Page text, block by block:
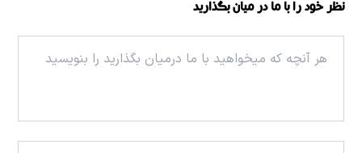
نظر خود را با ما در میان بگذارید